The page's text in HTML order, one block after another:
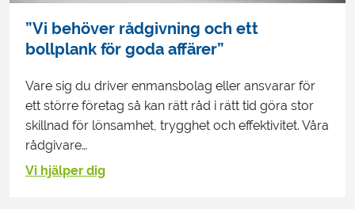
”Vi behöver rådgivning och ett
bollplank för goda affärer”
Vare sig du driver enmansbolag eller ansvarar för
ett större företag så kan rätt råd i rätt tid göra stor
skillnad för lönsamhet, trygghet och effektivitet. Våra
rådgivare…
Vi hjälper dig